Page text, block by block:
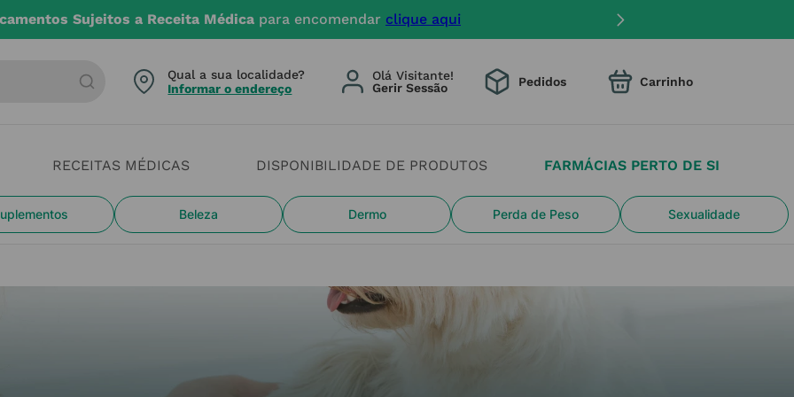
dias úteis. Devido aos cheias estamos com constrangimento na entrega.
RECEITAS MÉDICAS DISPONIBILIDADE DE PRODUTOS FARMÁCIAS PERTO DE SI
Beleza Dermo Perda de Peso Sexualidade
Qual a sua localidade?
Informar o endereço
Olá Visitante! Pedidos
Na nossafarmacia.pt temos tudo o que precisa para
tratar o seu animal de estimação! Sabemos que